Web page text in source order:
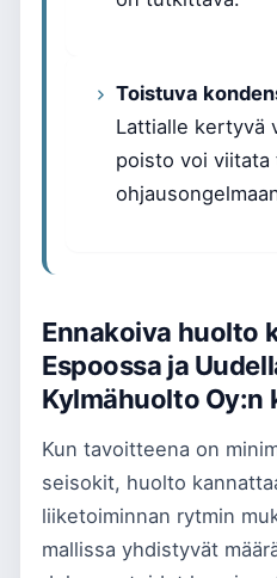
Toistuva
Lattialle kertyvä
poisto voi viitata
Ennakoiva huolto
Espoossa ja
Kylmähuolto Oy:n
Kun tavoitteena on
seisokit, huolto
liiketoiminnan rytmin
mallissa yhdistyvät